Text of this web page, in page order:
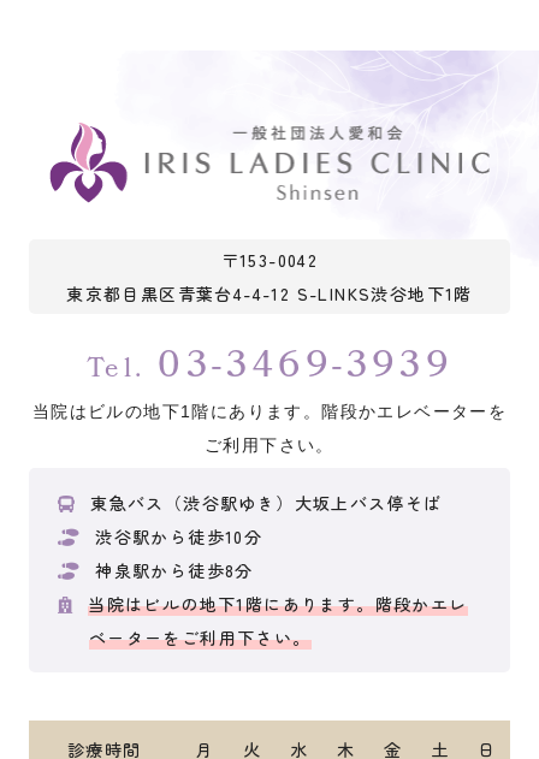
〒153-0042
東京都目黒区青葉台4-4-12 S-LINKS渋谷地下1階
Tel. 03-3469-3939
当院はビルの地下1階にあります。階段かエレベーターを
ご利用下さい。
東急バス（渋谷駅ゆき）大坂上バス停そば
渋谷駅から徒歩10分
神泉駅から徒歩8分
当院はビルの地下1階にあります。階段かエレ
ベーターをご利用下さい。
診療時間 月 火 水 木 金 土 日